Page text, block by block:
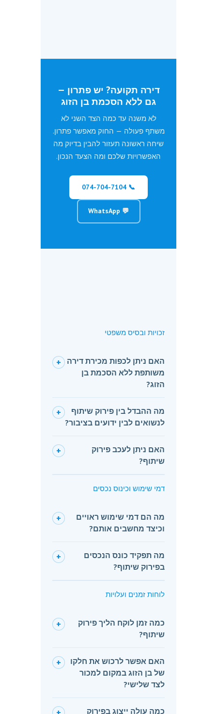
דירה תקועה? יש פתרון —
גם ללא הסכמת בן הזוג
לא משנה עד כמה הצד השני לא
משתף פעולה — החוק מאפשר פתרון.
שיחה ראשונה תעזור להבין בדיוק מה
האפשרויות שלכם ומה הצעד הנכון.
📞 074-704-7104
💬 WhatsApp
זכויות ובסיס משפטי
האם ניתן לכפות מכירת דירה
משותפת ללא הסכמת בן
הזוג?
+
מה ההבדל בין פירוק שיתוף
לנשואים לבין ידועים בציבור?
+
האם ניתן לעכב פירוק
שיתוף?
+
דמי שימוש וכינוס נכסים
מה הם דמי שימוש ראויים
וכיצד מחשבים אותם?
+
מה תפקיד כונס הנכסים
בפירוק שיתוף?
+
לוחות זמנים ועלויות
כמה זמן לוקח הליך פירוק
שיתוף?
+
האם אפשר לרכוש את חלקו
של בן הזוג במקום למכור
לצד שלישי?
+
כמה עולה ייצוג בפירוק